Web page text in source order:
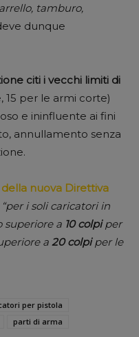
tamburo,
dunque
citi i vecchi limiti di
15 per le armi corte)
e ininfluente ai fini
annullamento senza
nuova Direttiva
“per i soli caricatori in
superiore a 10 colpiper
a 20 colpiper le
per pistola
parti di arma